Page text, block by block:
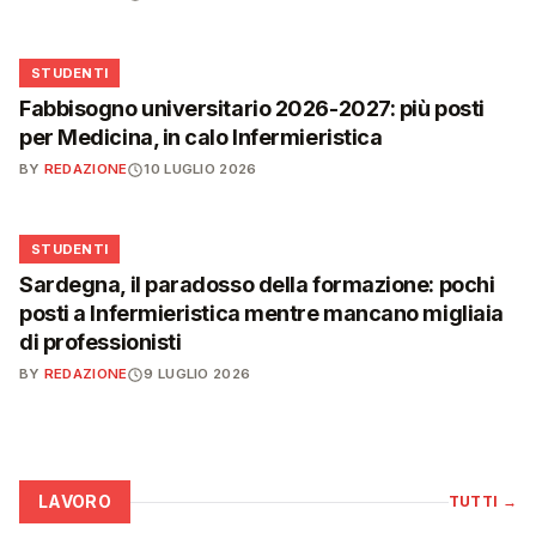
🎓
STUDENTI
Fabbisogno universitario 2026-2027: più posti
per Medicina, in calo Infermieristica
BY REDAZIONE 10 LUGLIO 2026
🎓
STUDENTI
Sardegna, il paradosso della formazione: pochi
posti a Infermieristica mentre mancano migliaia
di professionisti
BY REDAZIONE 9 LUGLIO 2026
LAVORO TUTTI →